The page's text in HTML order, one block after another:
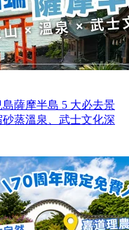
島薩摩半島 5 大必去景
蒸溫泉、武士文化深